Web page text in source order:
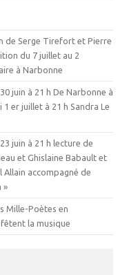
de Serge Tirefort et Pierre
du 7 juillet au 2
à Narbonne
juin à 21 h De Narbonne à
er juillet à 21 h Sandra Le
juin à 21 h lecture de
et Ghislaine Babault et
Allain accompagné de
»
Mille-Poètes en
la musique